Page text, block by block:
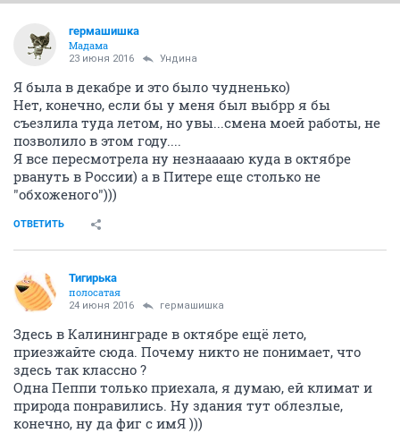
гермашишка
Мадама
23 июня 2016 Ундинa
Я была в декабре и это было чудненько)
Нет, конечно, если бы у меня был выбрр я бы
съезлила туда летом, но увы...смена моей работы, не
позволило в этом году....
Я все пересмотрела ну незнааааю куда в октябре
рвануть в России) а в Питере еще столько не
"обхоженого")))
ОТВЕТИТЬ
Тигирька
полосатая
24 июня 2016 гермашишка
Здесь в Калининграде в октябре ещё лето,
приезжайте сюда. Почему никто не понимает, что
здесь так классно ?
Одна Пеппи только приехала, я думаю, ей климат и
природа понравились. Ну здания тут облезлые,
конечно, ну да фиг с имЯ )))